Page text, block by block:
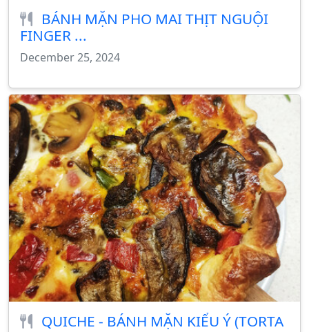
BÁNH MẶN PHO MAI THỊT NGUỘI
FINGER ...
December 25, 2024
QUICHE - BÁNH MẶN KIỂU Ý (TORTA